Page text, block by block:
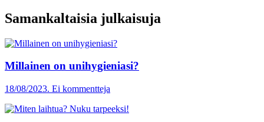
Samankaltaisia julkaisuja
Millainen on unihygieniasi?
18/08/2023. Ei kommentteja